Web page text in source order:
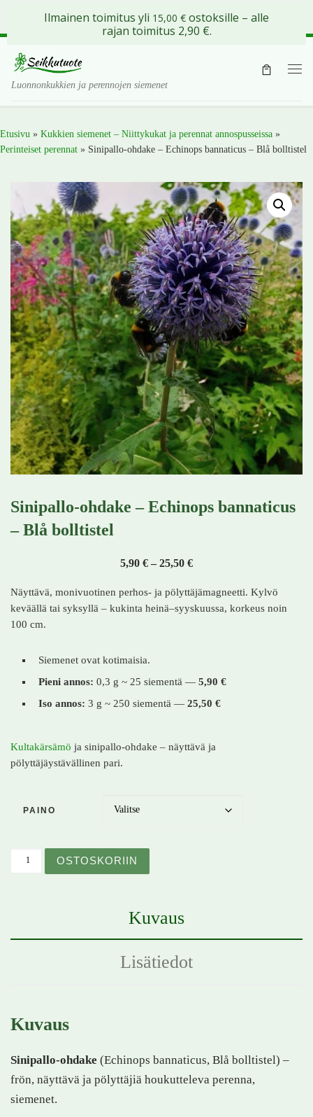
Skip to content
Luonnonkukkien ja perennojen siemenet
Etusivu » Kukkien siemenet – Niittykukat ja perennat annospusseissa »
Perinteiset perennat » Sinipallo-ohdake – Echinops bannaticus – Blå bolltistel
Sinipallo-ohdake – Echinops bannaticus
– Blå bolltistel
5,90 € – 25,50 €Hintaluokka: 5,90 € -
Näyttävä, monivuotinen perhos- ja pölyttäjämagneetti. Kylvö
keväällä tai syksyllä – kukinta heinä–syyskuussa, korkeus noin
100 cm.
Siemenet ovat kotimaisia.
Pieni annos: 0,3 g ~ 25 siementä — 5,90 €
Iso annos: 3 g ~ 250 siementä — 25,50 €
Kultakärsämö ja sinipallo-ohdake – näyttävä ja
pölyttäjäystävällinen pari.
PAINO
OSTOSKORIIN
Kuvaus
Lisätiedot
Kuvaus
Sinipallo-ohdake (Echinops bannaticus, Blå bolltistel) –
frön, näyttävä ja pölyttäjiä houkutteleva perenna,
siemenet.
Ilmainen toimitus yli 15,00 € ostoksille – alle
rajan toimitus 2,90 €.